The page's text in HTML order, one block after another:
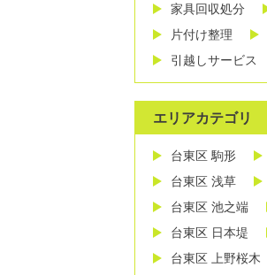
家具回収処分
片付け整理
引越しサービス
エリアカテゴリ
台東区 駒形
台東区 浅草
台東区 池之端
台東区 日本堤
台東区 上野桜木